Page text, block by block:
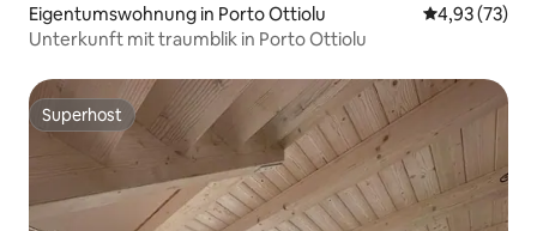
Eigentumswohnung in Porto Ottiolu
4,93 (73)
Unterkunft mit traumblik in Porto Ottiolu
Superhost
Superhost